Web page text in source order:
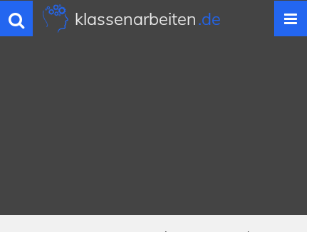
Toggle
navigation
klassenarbeiten.de